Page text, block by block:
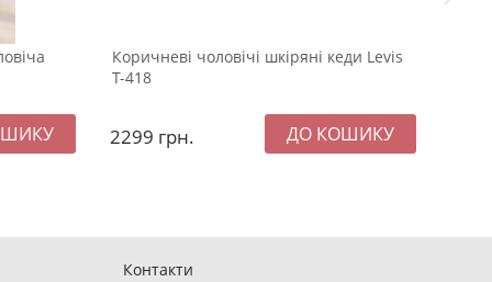
Коричневі чоловічі шкіряні кеди Levis
Т-418
2299 грн.
Контакти